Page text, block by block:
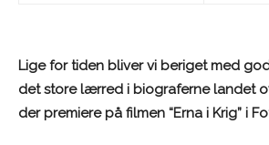
Lige for tiden bliver vi beriget med
det store lærred i biograferne landet
der premiere på filmen “Erna i Krig” i